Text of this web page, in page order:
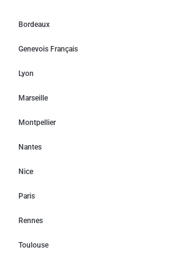
Bordeaux
Genevois Français
Lyon
Marseille
Montpellier
Nantes
Nice
Paris
Rennes
Toulouse